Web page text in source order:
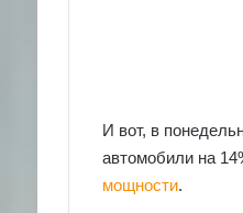
И вот, в
автомобили на
мощности.